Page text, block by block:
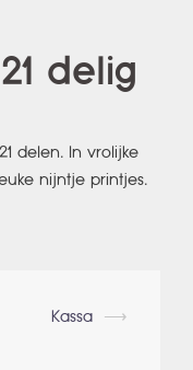
delig
delen. In vrolijke
nijntje printjes.
Kassa ⟶